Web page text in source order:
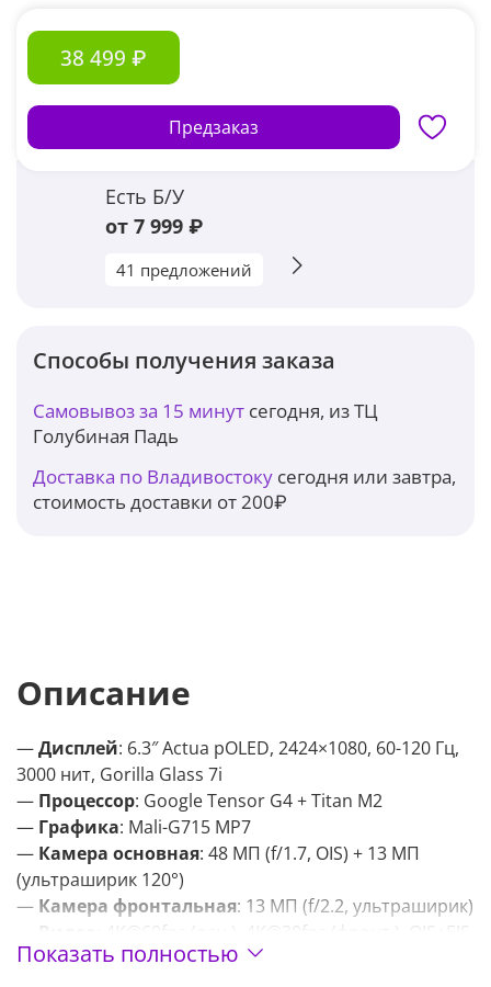
38 499 ₽
Предзаказ
Есть Б/У
от 7 999 ₽
41 предложений
Способы получения заказа
Самовывоз за 15 минут сегодня, из ТЦ
Голубиная Падь
Доставка по Владивостоку сегодня или завтра,
стоимость доставки от 200₽
Описание
—Дисплей: 6.3″ Actua pOLED, 2424×1080, 60-120 Гц,
3000 нит, Gorilla Glass 7i
— Процессор: Google Tensor G4 + Titan M2
— Графика: Mali-G715 MP7
— Камера основная: 48 МП (f/1.7, OIS) + 13 МП
(ультраширик 120°)
— Камера фронтальная: 13 МП (f/2.2, ультраширик)
Видео
: 4K@60fps (осн.), 4K@30fps (фронт.), OIS+EIS
—Аккумулятор: 5100 мАч
Показать полностью